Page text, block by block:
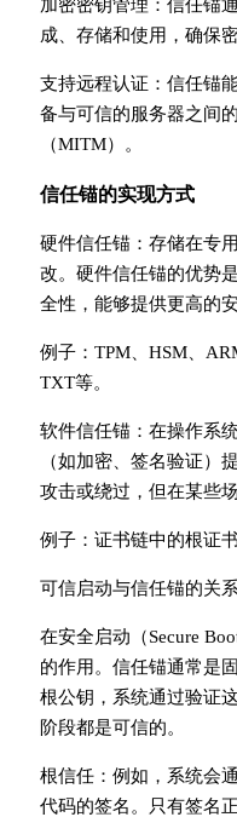
加密密钥管理：信任锚
成、存储和使用，确保
支持远程认证：信任锚
备与可信的服务器之间
（MITM）。
信任锚的实现方式
硬件信任锚：存储在专
改。硬件信任锚的优势
全性，能够提供更高的安
例子：TPM、HSM、
TXT等。
软件信任锚：在操作系
（如加密、签名验证）
攻击或绕过，但在某些
例子：证书链中的根证
可信启动与信任锚的关系
在安全启动（Secure
的作用。信任锚通常是
根公钥，系统通过验证
阶段都是可信的。
根信任：例如，系统会
代码的签名。只有签名